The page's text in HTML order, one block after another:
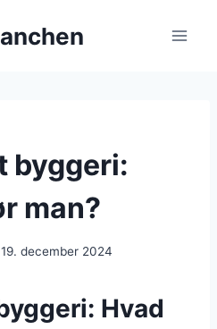
byggeri:
man?
19. december 2024
Hvad